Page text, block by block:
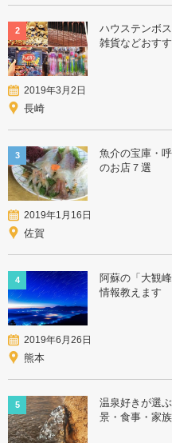
2
ハウステンボ
雑貨などおす
2019年3月2日
長崎
3
魚介の宝庫・
のお店７選
2019年1月16日
佐賀
4
阿蘇の「大観
情報教えます
2019年6月26日
熊本
5
温泉好きが選
景・食事・家